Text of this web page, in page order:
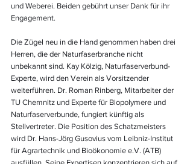
und Weberei. Beiden gebührt unser Dank für ihr
Engagement.
Die Zügel neu in die Hand genommen haben drei
Herren, die der Naturfaserbranche nicht
unbekannt sind. Kay Kölzig, Naturfaserverbund-
Experte, wird den Verein als Vorsitzender
weiterführen. Dr. Roman Rinberg, Mitarbeiter der
TU Chemnitz und Experte für Biopolymere und
Naturfaserverbunde, fungiert künftig als
Stellvertreter. Die Position des Schatzmeisters
wird Dr. Hans-Jörg Gusovius vom Leibniz-Institut
für Agrartechnik und Bioökonomie e.V. (ATB)